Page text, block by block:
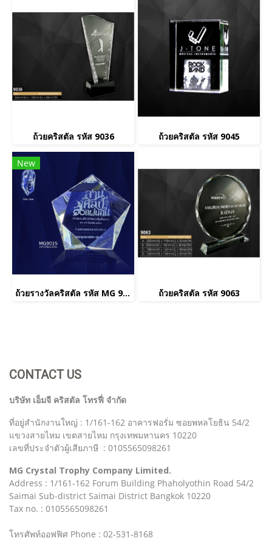
ถ้วยคริสตัล รหัส 9036 ถ้วยคริสตัล รหัส 9045
New
ถ้วยรางวัลคริสตัล รหัส MG 9015 ถ้วยคริสตัล รหัส 9063
CONTACT US
บริษัท เอ็มจี คริสตัล โทรฟี่ จำกัด
ที่อยู่สำนักงานใหญ่ : 1/161-162 อาคารฟอรั่ม ซอยพหลโยธิน 54/2
แขวงสายไหม เขตสายไหม กรุงเทพมหานคร 10220
เลขที่ประจำตัวผู้เสียภาษี : 0105565098261
MG Crystal Trophy Company Limited.
Address : 1/161-162 Forum Building Phaholyothin Road 54/2
Saimai Sub-district Saimai District Bangkok 10220
Tax no. : 0105565098261
โทรศัพท์ออฟฟิศ Phone : 02-531-8168